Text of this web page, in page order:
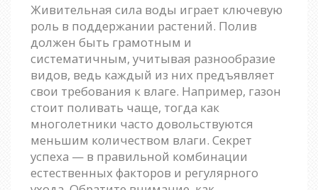
Живительная сила воды играет ключевую
роль в поддержании растений. Полив
должен быть грамотным и
систематичным, учитывая разнообразие
видов, ведь каждый из них предъявляет
свои требования к влаге. Например, газон
стоит поливать чаще, тогда как
многолетники часто довольствуются
меньшим количеством влаги. Секрет
успеха — в правильной комбинации
естественных факторов и регулярного